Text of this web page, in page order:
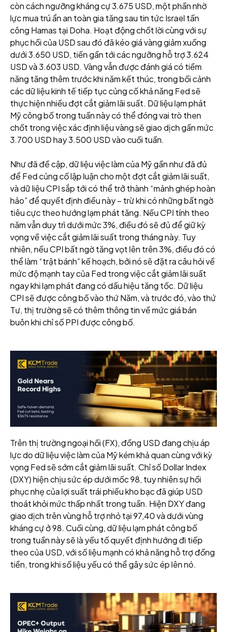
còn cách ngưỡng kháng cự 3.675 USD, một phần nhờ
lực mua trú ẩn an toàn gia tăng sau tin tức Israel tấn
công Hamas tại Doha. Hoạt động chốt lời cùng với sự
phục hồi của USD sau đó đã kéo giá vàng giảm xuống
dưới 3.650 USD, tiến gần tới các ngưỡng hỗ trợ 3.624
USD và 3.603 USD. Vàng vẫn được đánh giá có tiềm
năng tăng thêm trước khi năm kết thúc, trong bối cảnh
các dữ liệu kinh tế tiếp tục củng cố khả năng Fed sẽ
thực hiện nhiều đợt cắt giảm lãi suất. Dữ liệu lạm phát
Mỹ công bố trong tuần này có thể đóng vai trò then
chốt trong việc xác định liệu vàng sẽ giao dịch gần mức
3.700 USD hay 3.500 USD vào cuối tuần.
Như đã đề cập, dữ liệu việc làm của Mỹ gần như đã đủ
để Fed củng cố lập luận cho một đợt cắt giảm lãi suất,
và dữ liệu CPI sắp tới có thể trở thành “mảnh ghép hoàn
hảo” để quyết định điều này – trừ khi có những bất ngờ
tiêu cực theo hướng lạm phát tăng. Nếu CPI tính theo
năm vẫn duy trì dưới mức 3%, điều đó sẽ đủ để giữ kỳ
vọng về việc cắt giảm lãi suất trong tháng này. Tuy
nhiên, nếu CPI bất ngờ tăng vọt lên trên 3%, điều đó có
thể làm “trật bánh” kế hoạch, bởi nó sẽ đặt ra câu hỏi về
mức độ mạnh tay của Fed trong việc cắt giảm lãi suất
ngay khi lạm phát đang có dấu hiệu tăng tốc. Dữ liệu
CPI sẽ được công bố vào thứ Năm, và trước đó, vào thứ
Tư, thị trường sẽ có thêm thông tin về mức giá bán
buôn khi chỉ số PPI được công bố.
Trên thị trường ngoại hối (FX), đồng USD đang chịu áp
lực do dữ liệu việc làm của Mỹ kém khả quan cùng với kỳ
vọng Fed sẽ sớm cắt giảm lãi suất. Chỉ số Dollar Index
(DXY) hiện chịu sức ép dưới mốc 98, tuy nhiên sự hồi
phục nhẹ của lợi suất trái phiếu kho bạc đã giúp USD
thoát khỏi mức thấp nhất trong tuần. Hiện DXY đang
giao dịch trên vùng hỗ trợ nhỏ tại 97,40 và dưới vùng
kháng cự ở 98. Cuối cùng, dữ liệu lạm phát công bố
trong tuần này sẽ là yếu tố quyết định hướng đi tiếp
theo của USD, với số liệu mạnh có khả năng hỗ trợ đồng
tiền, trong khi số liệu yếu có thể gây sức ép lên nó.